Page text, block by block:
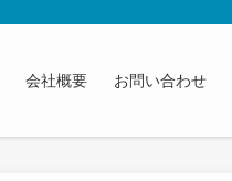
会社概要 お問い合わせ